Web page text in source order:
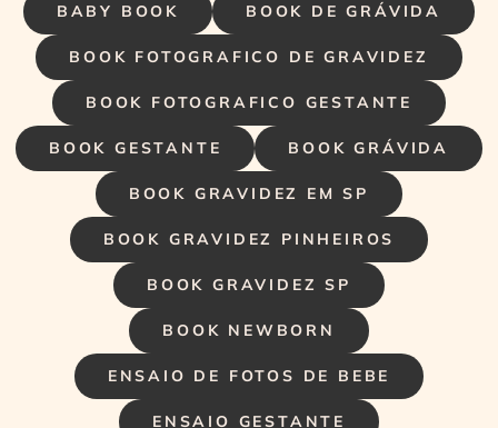
BABY BOOK BOOK DE GRÁVIDA
BOOK FOTOGRAFICO DE GRAVIDEZ
BOOK FOTOGRAFICO GESTANTE
BOOK GESTANTE BOOK GRÁVIDA
BOOK GRAVIDEZ EM SP
BOOK GRAVIDEZ PINHEIROS
BOOK GRAVIDEZ SP
BOOK NEWBORN
ENSAIO DE FOTOS DE BEBE
ENSAIO GESTANTE